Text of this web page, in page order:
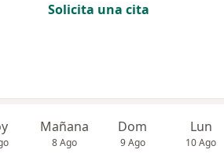
Solicita una cita
Mañana
8 Ago
Dom
9 Ago
Lun
10 Ago